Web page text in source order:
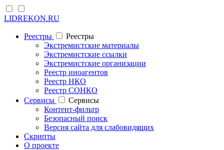
LIDREKON.RU
Реестры
Реестры
Экстремистские материалы
Экстремистские ссылки
Экстремистские организации
Реестр иноагентов
Реестр НКО
Реестр СОНКО
Cервисы
Cервисы
Контент-фильтр
Безопасный поиск
Версия сайта для слабовидящих
Скрипты
О проекте